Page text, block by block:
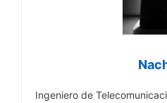
Ingeniero de